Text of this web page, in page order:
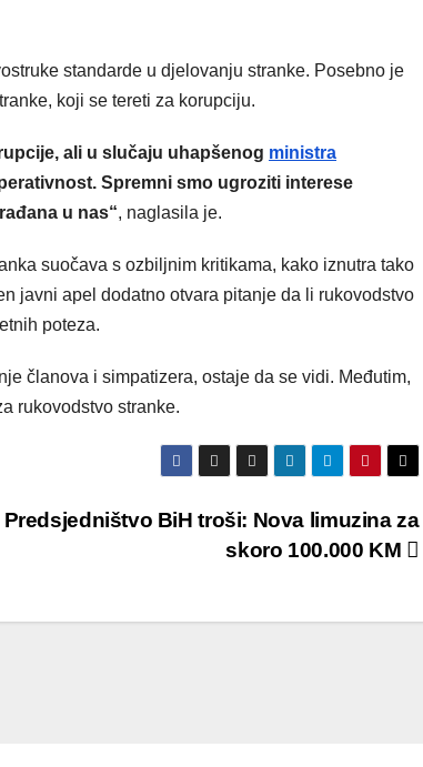
standarde u djelovanju stranke. Posebno je
koji se tereti za korupciju.
ali u slučaju uhapšenog ministra
Spremni smo ugroziti interese
u nas“, naglasila je.
suočava s ozbiljnim kritikama, kako iznutra tako
javni apel dodatno otvara pitanje da li rukovodstvo
poteza.
članova i simpatizera, ostaje da se vidi. Međutim,
rukovodstvo stranke.
Predsjedništvo BiH troši: Nova limuzina za
skoro 100.000 KM